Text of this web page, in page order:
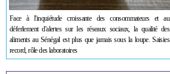
Face à l'inquiétude croissante des consommateurs et au
déferlement d'alertes sur les réseaux sociaux, la qualité des
aliments au Sénégal est plus que jamais sous la loupe. Saisies
record, rôle des laboratoires